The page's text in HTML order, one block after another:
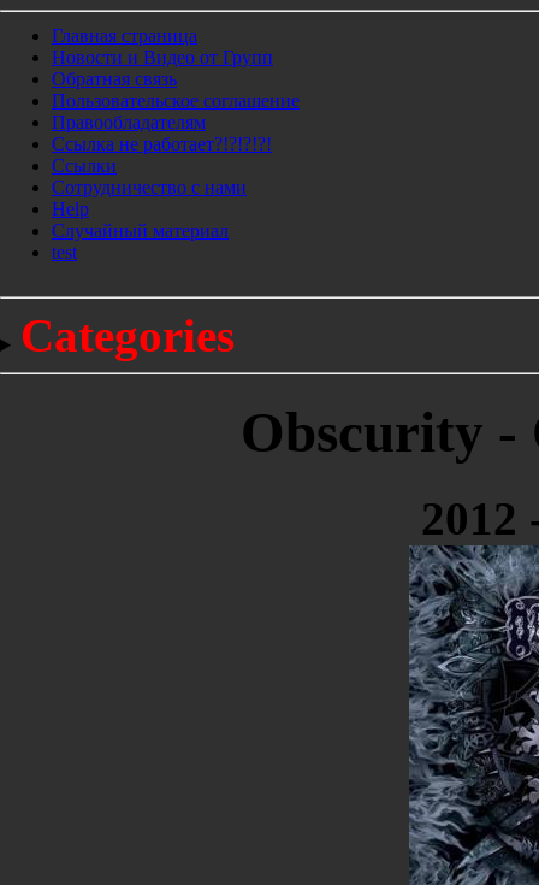
Главная страница
Новости и Видео от Групп
Обратная связь
Пользовательское соглашение
Правообладателям
Ссылка не работает?!?!?!?!
Ссылки
Сотрудничество с нами
Help
Cлучайный материал
test
Categories
Obscurity -
2012